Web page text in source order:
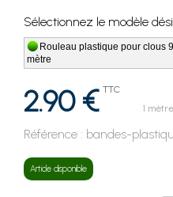
Sélectionnez le modèle
Rouleau plastique pour clous
mètre
2.90 € TTC
1 mètre
Référence : bandes-
Article disponible